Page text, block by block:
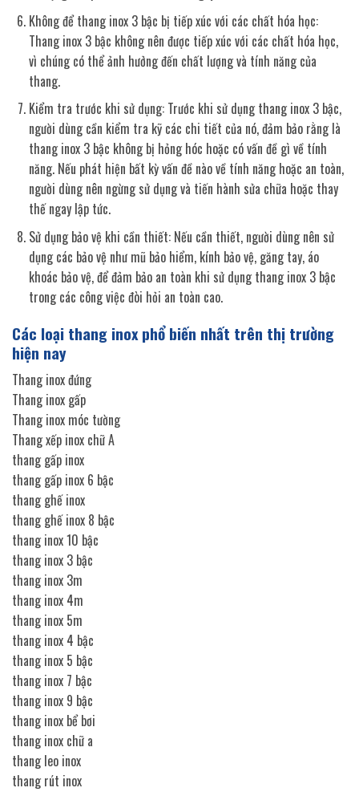
Không để thang inox 3 bậc bị tiếp xúc với các chất hóa học:
Thang inox 3 bậc không nên được tiếp xúc với các chất hóa học,
vì chúng có thể ảnh hưởng đến chất lượng và tính năng của
thang.
Kiểm tra trước khi sử dụng: Trước khi sử dụng thang inox 3 bậc,
người dùng cần kiểm tra kỹ các chi tiết của nó, đảm bảo rằng là
thang inox 3 bậc không bị hỏng hóc hoặc có vấn đề gì về tính
năng. Nếu phát hiện bất kỳ vấn đề nào về tính năng hoặc an toàn,
người dùng nên ngừng sử dụng và tiến hành sửa chữa hoặc thay
thế ngay lập tức.
Sử dụng bảo vệ khi cần thiết: Nếu cần thiết, người dùng nên sử
dụng các bảo vệ như mũ bảo hiểm, kính bảo vệ, găng tay, áo
khoác bảo vệ, để đảm bảo an toàn khi sử dụng thang inox 3 bậc
trong các công việc đòi hỏi an toàn cao.
Các loại thang inox phổ biến nhất trên thị trường
hiện nay
Thang inox đứng
Thang inox gấp
Thang inox móc tường
Thang xếp inox chữ A
thang gấp inox
thang gấp inox 6 bậc
thang ghế inox
thang ghế inox 8 bậc
thang inox 10 bậc
thang inox 3 bậc
thang inox 3m
thang inox 4m
thang inox 5m
thang inox 4 bậc
thang inox 5 bậc
thang inox 7 bậc
thang inox 9 bậc
thang inox bể bơi
thang inox chữ a
thang leo inox
thang rút inox